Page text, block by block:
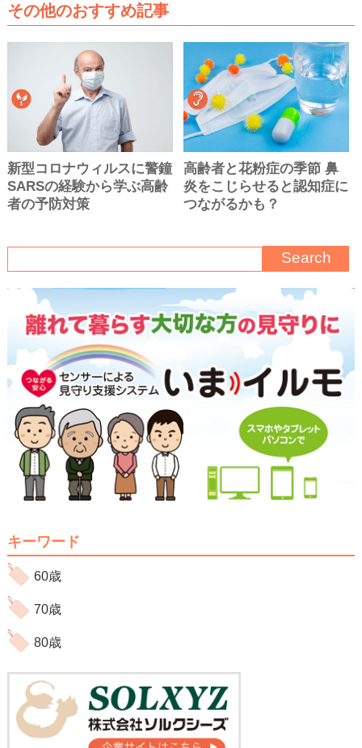
その他のおすすめ記事
新型コロナウィルスに警鐘
SARSの経験から学ぶ高齢
者の予防対策
高齢者と花粉症の季節 鼻
炎をこじらせると認知症に
つながるかも？
キーワード
60歳
70歳
80歳